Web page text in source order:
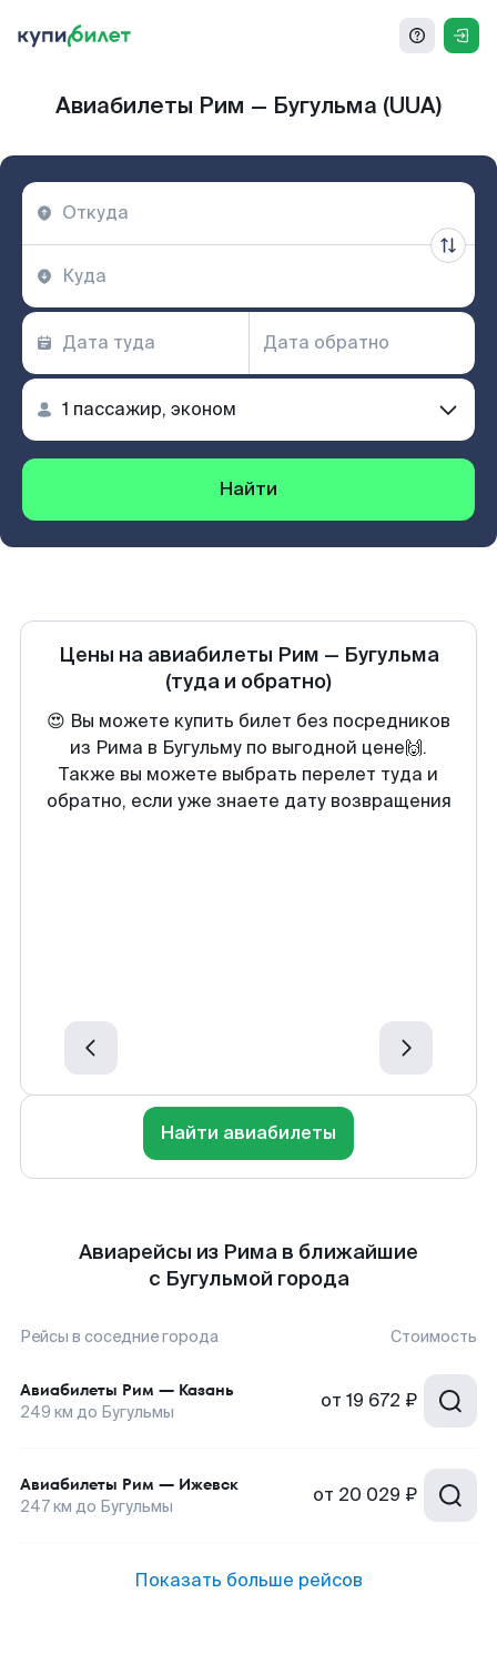
Авиабилеты Рим — Бугульма (UUA)
Найти
Цены на авиабилеты Рим — Бугульма
(туда и обратно)
😍 Вы можете купить билет без посредников
из Рима в Бугульму по выгодной цене🙌.
Также вы можете выбрать перелет туда и
обратно, если уже знаете дату возвращения
Найти авиабилеты
Авиарейсы из Рима в ближайшие
с Бугульмой города
Рейсы в соседние города Стоимость
Авиабилеты Рим — Казань
249 км до Бугульмы от 19 672 ₽
Авиабилеты Рим — Ижевск
247км до Бугульмы от 20 029 ₽
Показать больше рейсов